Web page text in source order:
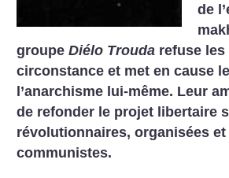
de
groupeDiélo Trouda refuse
circonstance et met en cause
l’anarchisme lui-même. Leur
de refonder le projet libertaire
révolutionnaires, organisées
communistes.